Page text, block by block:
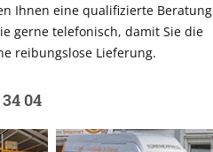
Ihnen eine qualifizierte Beratung
gerne telefonisch, damit Sie die
reibungslose Lieferung.
04